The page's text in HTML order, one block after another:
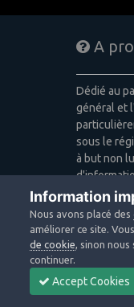
A
Dédié au
général et
sous le
à but non
Publicité:
Icons
Pixel
BY
Design
Information
Nous avons placé des
améliorer ce site.
de cookie, sinon
continuer.
Accept Cookies